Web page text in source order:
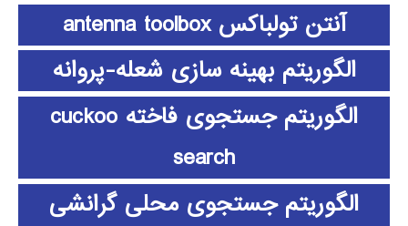
آنتن تولباکس antenna toolbox
الگوریتم بهینه سازی شعله-پروانه
الگوریتم جستجوی فاخته cuckoo
search
الگوریتم جستجوی محلی گرانشی